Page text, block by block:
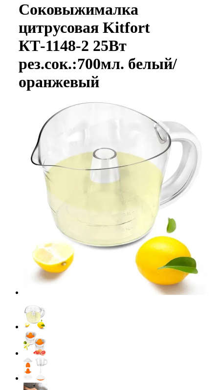
Соковыжималка
цитрусовая Kitfort
КТ-1148-2 25Вт
рез.сок.:700мл. белый/
оранжевый